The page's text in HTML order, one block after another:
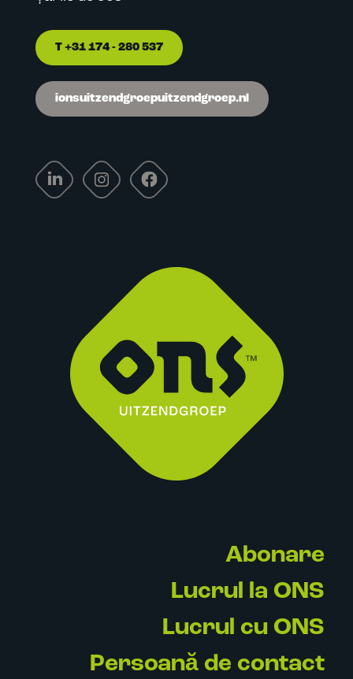
T +31 174 - 280 537
ionsuitzendgroepuitzendgroep.nl
Abonare
Lucrul la ONS
Lucrul cu ONS
Persoană de contact